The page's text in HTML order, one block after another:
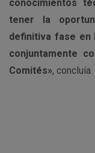
conocimientos
tener la
definitiva fase en
conjuntamente
Comités», concluía.